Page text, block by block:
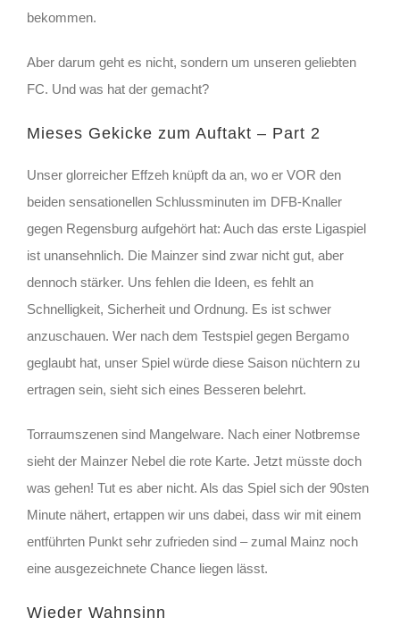
bekommen.
Aber darum geht es nicht, sondern um unseren geliebten
FC. Und was hat der gemacht?
Mieses Gekicke zum Auftakt – Part 2
Unser glorreicher Effzeh knüpft da an, wo er VOR den
beiden sensationellen Schlussminuten im DFB-Knaller
gegen Regensburg aufgehört hat: Auch das erste Ligaspiel
ist unansehnlich. Die Mainzer sind zwar nicht gut, aber
dennoch stärker. Uns fehlen die Ideen, es fehlt an
Schnelligkeit, Sicherheit und Ordnung. Es ist schwer
anzuschauen. Wer nach dem Testspiel gegen Bergamo
geglaubt hat, unser Spiel würde diese Saison nüchtern zu
ertragen sein, sieht sich eines Besseren belehrt.
Torraumszenen sind Mangelware. Nach einer Notbremse
sieht der Mainzer Nebel die rote Karte. Jetzt müsste doch
was gehen! Tut es aber nicht. Als das Spiel sich der 90sten
Minute nähert, ertappen wir uns dabei, dass wir mit einem
entführten Punkt sehr zufrieden sind – zumal Mainz noch
eine ausgezeichnete Chance liegen lässt.
Wieder Wahnsinn